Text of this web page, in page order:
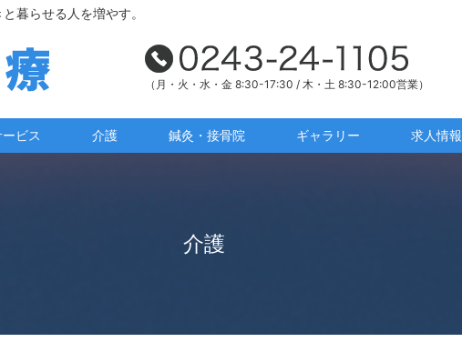
暮らせる人を増やす。
（月・火・水・金 8:30-17:30 / 木・土 8:30-12:00営業）
ビス 介護 鍼灸・接骨院 ギャラリー 求人情報
介護